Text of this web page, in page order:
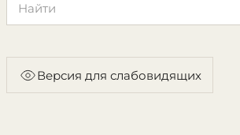
Версия для слабовидящих